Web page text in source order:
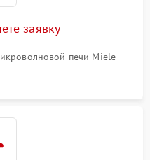
заявку
печи Miele